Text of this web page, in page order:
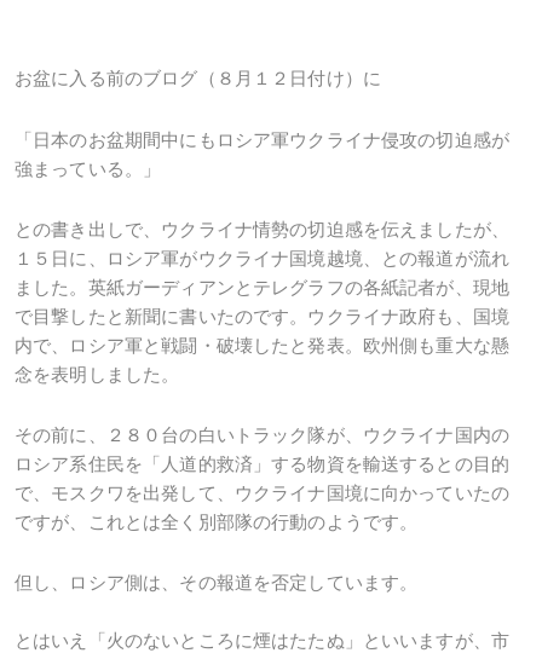
お盆に入る前のブログ（８月１２日付け）に
「日本のお盆期間中にもロシア軍ウクライナ侵攻の切迫感が
強まっている。」
との書き出しで、ウクライナ情勢の切迫感を伝えましたが、
１５日に、ロシア軍がウクライナ国境越境、との報道が流れ
ました。英紙ガーディアンとテレグラフの各紙記者が、現地
で目撃したと新聞に書いたのです。ウクライナ政府も、国境
内で、ロシア軍と戦闘・破壊したと発表。欧州側も重大な懸
念を表明しました。
その前に、２８０台の白いトラック隊が、ウクライナ国内の
ロシア系住民を「人道的救済」する物資を輸送するとの目的
で、モスクワを出発して、ウクライナ国境に向かっていたの
ですが、これとは全く別部隊の行動のようです。
但し、ロシア側は、その報道を否定しています。
とはいえ「火のないところに煙はたたぬ」といいますが、市